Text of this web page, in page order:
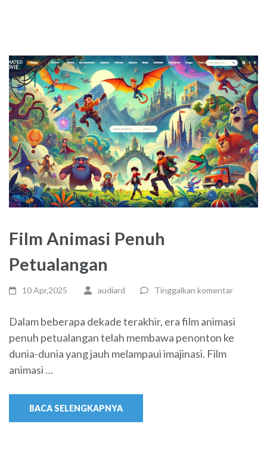
Film Animasi Penuh
Petualangan
10 Apr,2025 audiard Tinggalkan komentar
Dalam beberapa dekade terakhir, era film animasi
penuh petualangan telah membawa penonton ke
dunia-dunia yang jauh melampaui imajinasi. Film
animasi …
BACA SELENGKAPNYA